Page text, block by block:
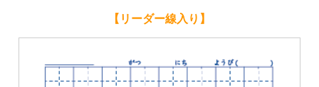
【リーダー線入り】